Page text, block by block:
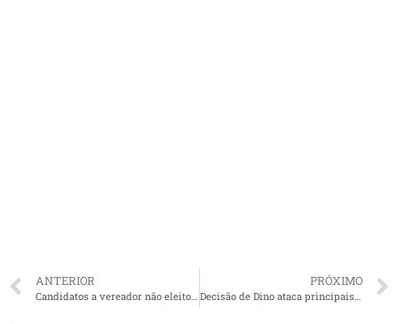
ANTERIOR
Candidatos a vereador não eleitos do MA gastaram até R$ 22 mil por voto
PRÓXIMO
Decisão de Dino ataca principais problemas de emendas mas distorções continuam, dizem ONGs